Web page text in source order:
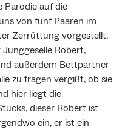
Parodie auf die
von fünf Paaren im
Zerrüttung vorgestellt.
Robert,
außerdem Bettpartner
zu fragen vergißt, ob sie
hier liegt die
dieser Robert ist
ein, er ist ein